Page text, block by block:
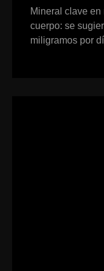
Mineral clave en
cuerpo: se
miligramos por